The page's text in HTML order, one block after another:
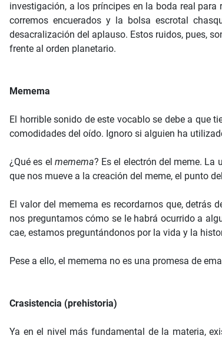
investigación, a los príncipes en la boda real
corremos encuerados y la bolsa escrotal
desacralización del aplauso. Estos ruidos, pues,
frente al orden planetario.
Memema
El horrible sonido de este vocablo se debe a que
comodidades del oído. Ignoro si alguien ha
¿Qué es el memema? Es el electrón del meme.
que nos mueve a la creación del meme, el punto
El valor del memema es recordarnos que, detrás
nos preguntamos cómo se le habrá ocurrido a
cae, estamos preguntándonos por la vida y la
Pese a ello, el memema no es una promesa de
Crasistencia (prehistoria)
Ya en el nivel más fundamental de la materia,